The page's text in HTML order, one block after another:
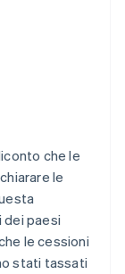
che le
le
dei paesi
le cessioni
stati tassati